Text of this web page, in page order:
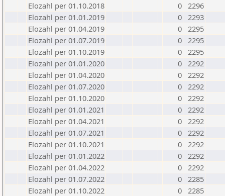
Elozahl per 01.10.2018
0 2296
Elozahl per 01.01.2019
0 2293
Elozahl per 01.04.2019
0 2295
Elozahl per 01.07.2019
0 2295
Elozahl per 01.10.2019
0 2295
Elozahl per 01.01.2020
0 2292
Elozahl per 01.04.2020
0 2292
Elozahl per 01.07.2020
0 2292
Elozahl per 01.10.2020
0 2292
Elozahl per 01.01.2021
0 2292
Elozahl per 01.04.2021
0 2292
Elozahl per 01.07.2021
0 2292
Elozahl per 01.10.2021
0 2292
Elozahl per 01.01.2022
0 2292
Elozahl per 01.04.2022
0 2292
Elozahl per 01.07.2022
0 2285
Elozahl per 01.10.2022
0 2285